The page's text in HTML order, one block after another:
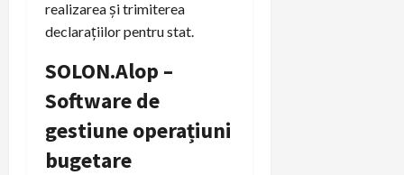
realizarea și trimiterea
declarațiilor pentru stat.
SOLON.Alop –
Software de
gestiune operațiuni
bugetare